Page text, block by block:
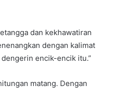
dan kekhawatiran
dengan kalimat
encik-encik itu.”
matang. Dengan